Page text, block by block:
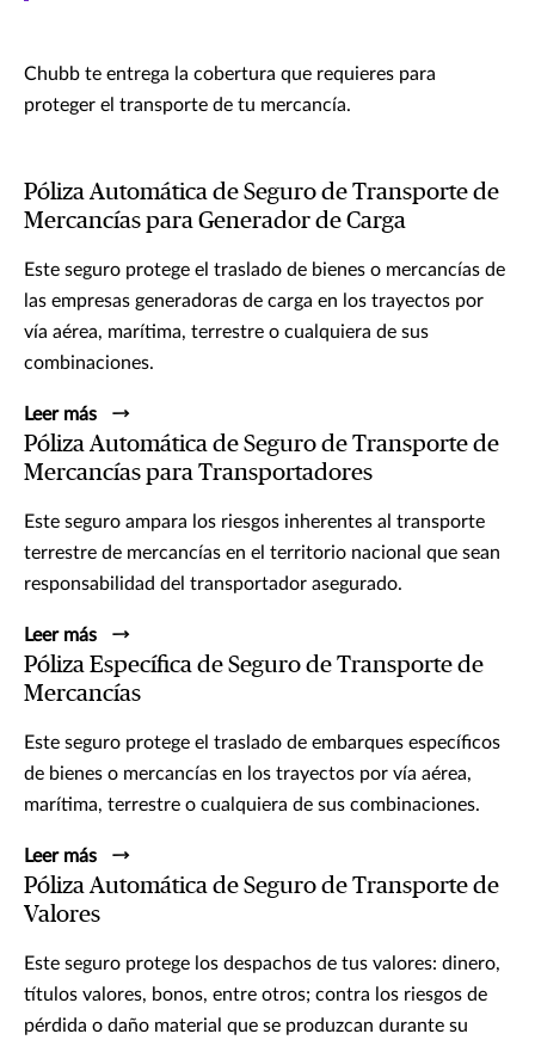
Chubb te entrega la cobertura que requieres para
proteger el transporte de tu mercancía.
Póliza Automática de Seguro de Transporte de
Mercancías para Generador de Carga
Este seguro protege el traslado de bienes o mercancías de
las empresas generadoras de carga en los trayectos por
vía aérea, marítima, terrestre o cualquiera de sus
combinaciones.
Leer más
Póliza Automática de Seguro de Transporte de
Mercancías para Transportadores
Este seguro ampara los riesgos inherentes al transporte
terrestre de mercancías en el territorio nacional que sean
responsabilidad del transportador asegurado.
Leer más
Póliza Específica de Seguro de Transporte de
Mercancías
Este seguro protege el traslado de embarques específicos
de bienes o mercancías en los trayectos por vía aérea,
marítima, terrestre o cualquiera de sus combinaciones.
Leer más
Póliza Automática de Seguro de Transporte de
Valores
Este seguro protege los despachos de tus valores: dinero,
títulos valores, bonos, entre otros; contra los riesgos de
pérdida o daño material que se produzcan durante su